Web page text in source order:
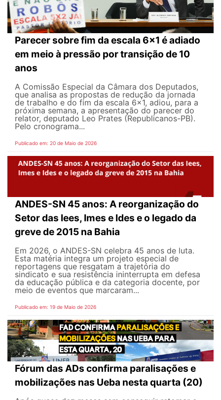
Parecer sobre fim da escala 6x1 é adiado
em meio à pressão por transição de 10
anos
A Comissão Especial da Câmara dos Deputados,
que analisa as propostas de redução da jornada
de trabalho e do fim da escala 6x1, adiou, para a
próxima semana, a apresentação do parecer do
relator, deputado Leo Prates (Republicanos-PB).
Pelo cronograma...
Publicado em: 20 de Maio de 2026
ANDES-SN 45 anos: A reorganização do
Setor das Iees, Imes e Ides e o legado da
greve de 2015 na Bahia
Em 2026, o ANDES-SN celebra 45 anos de luta.
Esta matéria integra um projeto especial de
reportagens que resgatam a trajetória do
sindicato e sua resistência ininterrupta em defesa
da educação pública e da categoria docente, por
meio de eventos que marcaram...
Publicado em: 19 de Maio de 2026
Fórum das ADs confirma paralisações e
mobilizações nas Ueba nesta quarta (20)